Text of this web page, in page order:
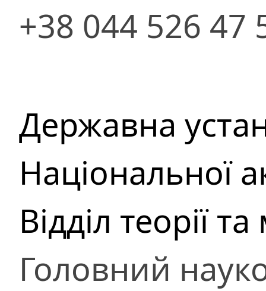
+38 044 526 47
Державна
Національної
Відділ теорії
Головний